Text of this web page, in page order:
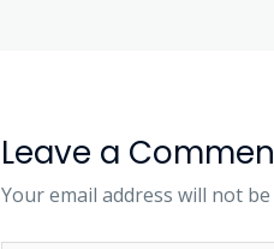
Leave a
Your email address will not